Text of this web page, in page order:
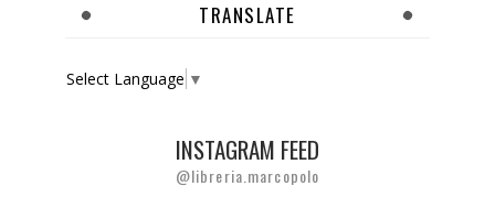
TRANSLATE
Select Language ▼
INSTAGRAM FEED
@libreria.marcopolo